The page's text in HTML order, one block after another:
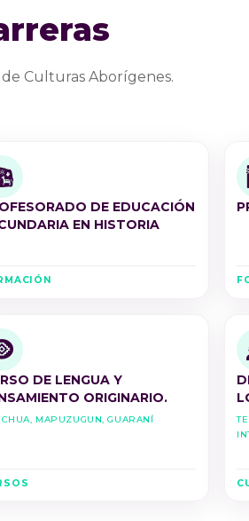
Culturas Aborígenes.
DE EDUCACIÓN
EN HISTORIA
DE LENGUA Y
ORIGINARIO.
Mapuzugun, Guaraní